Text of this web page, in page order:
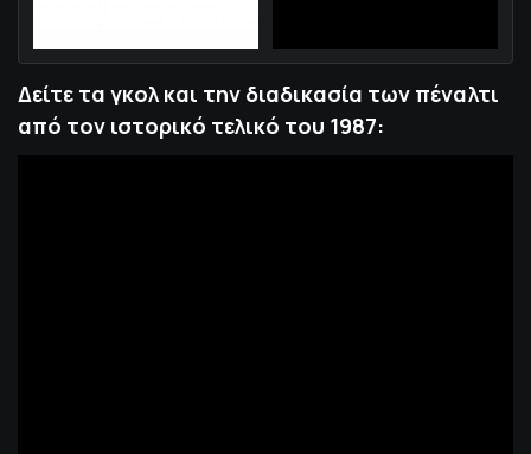
Δείτε τα γκολ και την διαδικασία των πέναλτι
από τον ιστορικό τελικό του 1987: